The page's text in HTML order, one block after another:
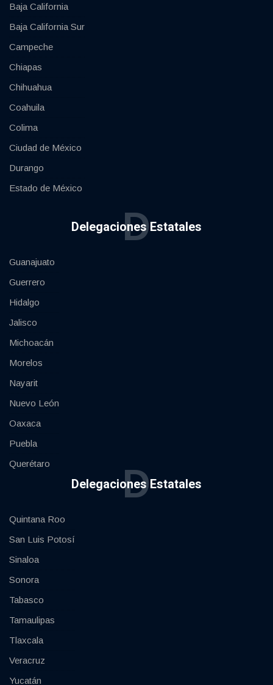
Baja California
Baja California Sur
Campeche
Chiapas
Chihuahua
Coahuila
Colima
Ciudad de México
Durango
Estado de México
Delegaciones Estatales
D
Guanajuato
Guerrero
Hidalgo
Jalisco
Michoacán
Morelos
Nayarit
Nuevo León
Oaxaca
Puebla
Querétaro
Delegaciones Estatales
D
Quintana Roo
San Luis Potosí
Sinaloa
Sonora
Tabasco
Tamaulipas
Tlaxcala
Veracruz
Yucatán